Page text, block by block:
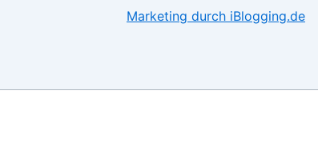
Marketing durch iBlogging.de